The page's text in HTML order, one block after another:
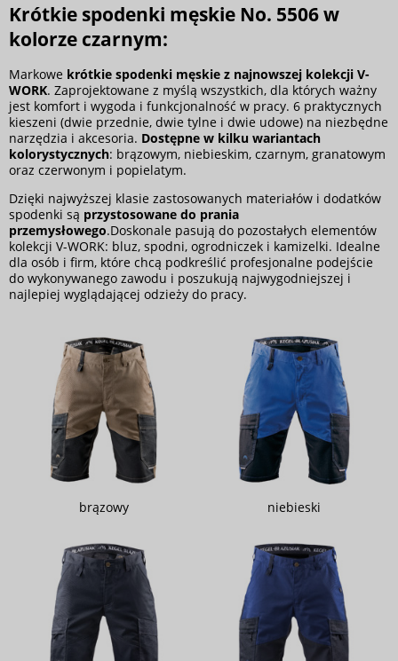
Krótkie spodenki męskie No. 5506 w
kolorze czarnym:
Markowe krótkie spodenki męskie z najnowszej kolekcji V-
WORK. Zaprojektowane z myślą wszystkich, dla których ważny
jest komfort i wygoda i funkcjonalność w pracy. 6 praktycznych
kieszeni (dwie przednie, dwie tylne i dwie udowe) na niezbędne
narzędzia i akcesoria. Dostępne w kilku wariantach
kolorystycznych: brązowym, niebieskim, czarnym, granatowym
oraz czerwonym i popielatym.
Dzięki najwyższej klasie zastosowanych materiałów i dodatków
spodenki są przystosowane do prania
przemysłowego.Doskonale pasują do pozostałych elementów
kolekcji V-WORK: bluz, spodni, ogrodniczek i kamizelki. Idealne
dla osób i firm, które chcą podkreślić profesjonalne podejście
do wykonywanego zawodu i poszukują najwygodniejszej i
najlepiej wyglądającej odzieży do pracy.
brązowy niebieski